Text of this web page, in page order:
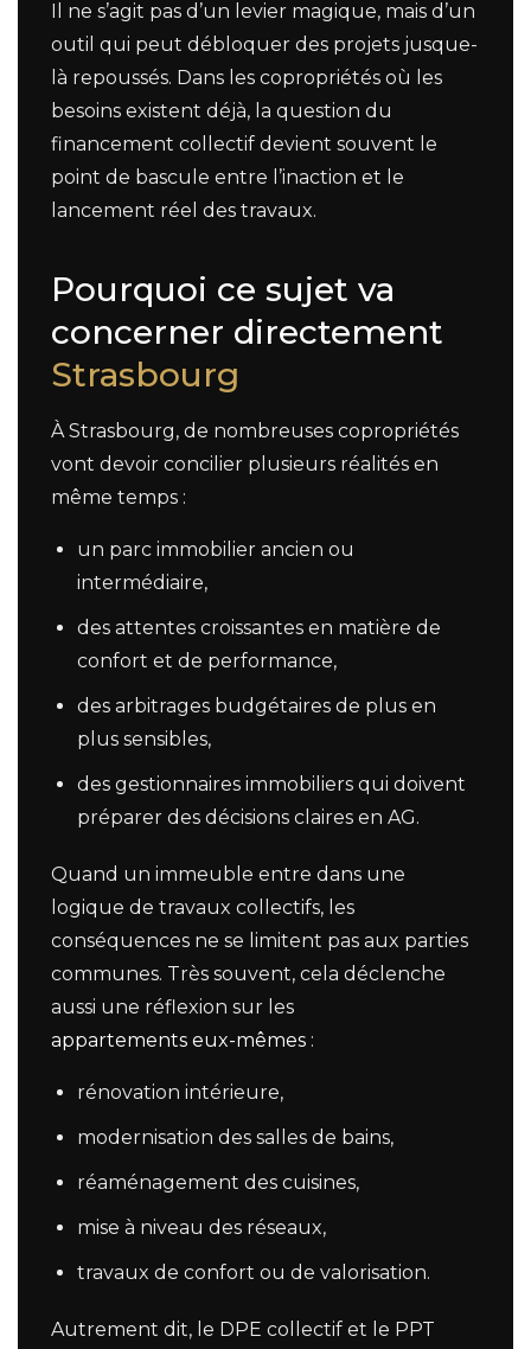
Il ne s’agit pas d’un levier magique, mais d’un
outil qui peut débloquer des projets jusque-
là repoussés. Dans les copropriétés où les
besoins existent déjà, la question du
financement collectif devient souvent le
point de bascule entre l’inaction et le
lancement réel des travaux.
Pourquoi ce sujet va
concerner directement
Strasbourg
À Strasbourg, de nombreuses copropriétés
vont devoir concilier plusieurs réalités en
même temps :
un parc immobilier ancien ou
intermédiaire,
des attentes croissantes en matière de
confort et de performance,
des arbitrages budgétaires de plus en
plus sensibles,
des gestionnaires immobiliers qui doivent
préparer des décisions claires en AG.
Quand un immeuble entre dans une
logique de travaux collectifs, les
conséquences ne se limitent pas aux parties
communes. Très souvent, cela déclenche
aussi une réflexion sur les
appartements eux-mêmes :
rénovation intérieure,
modernisation des salles de bains,
réaménagement des cuisines,
mise à niveau des réseaux,
travaux de confort ou de valorisation.
Autrement dit, le DPE collectif et le PPT